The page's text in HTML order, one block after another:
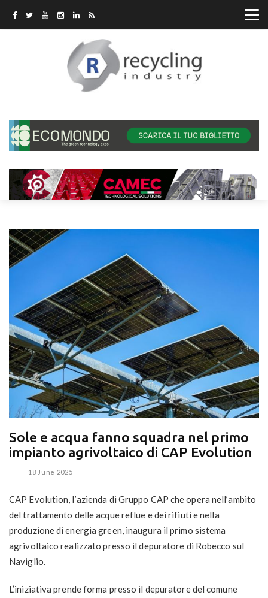
Sole e acqua fanno squadra nel primo
impianto agrivoltaico di CAP Evolution
18 June 2025
CAP Evolution, l’azienda di Gruppo CAP che opera nell’ambito
del trattamento delle acque reflue e dei rifiuti e nella
produzione di energia green, inaugura il primo sistema
agrivoltaico realizzato presso il depuratore di Robecco sul
Naviglio.
L’iniziativa prende forma presso il depuratore del comune